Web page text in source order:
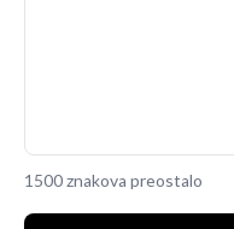
1500 znakova preostalo